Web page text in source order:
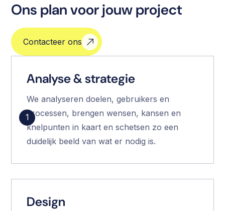
Ons plan voor jouw project
Contacteer ons
1
Analyse & strategie
We analyseren doelen, gebruikers en
processen, brengen wensen, kansen en
knelpunten in kaart en schetsen zo een
duidelijk beeld van wat er nodig is.
Design